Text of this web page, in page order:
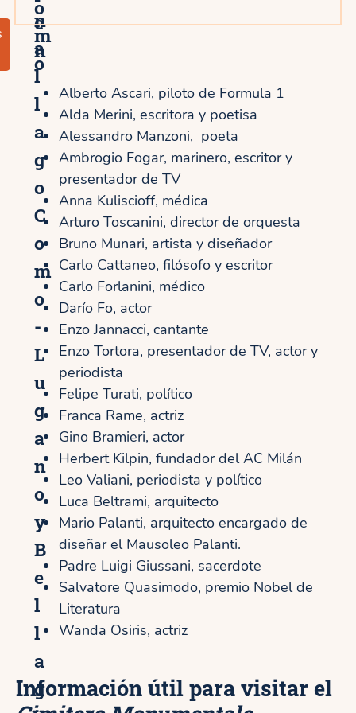
e
n
o
m
o
n
a
l
l
a
g
o
C
o
m
o
-
L
u
g
a
n
o
y
B
e
l
l
a
g
Alberto Ascari, piloto de Formula 1
Alda Merini, escritora y poetisa
Alessandro Manzoni, poeta
Ambrogio Fogar, marinero, escritor y
presentador de TV
Anna Kuliscioff, médica
Arturo Toscanini, director de orquesta
Bruno Munari, artista y diseñador
Carlo Cattaneo, filósofo y escritor
Carlo Forlanini, médico
Darío Fo, actor
Enzo Jannacci, cantante
Enzo Tortora, presentador de TV, actor y
periodista
Felipe Turati, político
Franca Rame, actriz
Gino Bramieri, actor
Herbert Kilpin, fundador del AC Milán
Leo Valiani, periodista y político
Luca Beltrami, arquitecto
Mario Palanti, arquitecto encargado de
diseñar el Mausoleo Palanti.
Padre Luigi Giussani, sacerdote
Salvatore Quasimodo, premio Nobel de
Literatura
Wanda Osiris, actriz
Información útil para visitar el